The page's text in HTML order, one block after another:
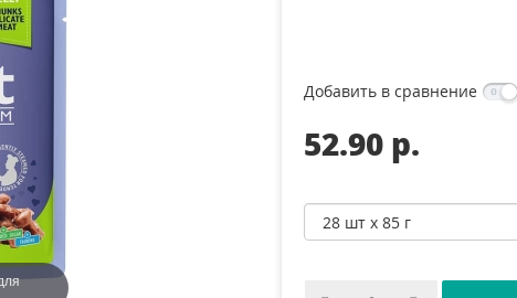
Добавить в сравнение
52.90 p.